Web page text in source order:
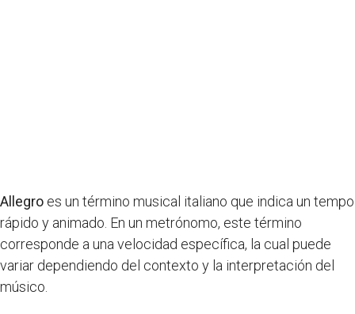
Allegro es un término musical italiano que indica un tempo
rápido y animado. En un metrónomo, este término
corresponde a una velocidad específica, la cual puede
variar dependiendo del contexto y la interpretación del
músico.